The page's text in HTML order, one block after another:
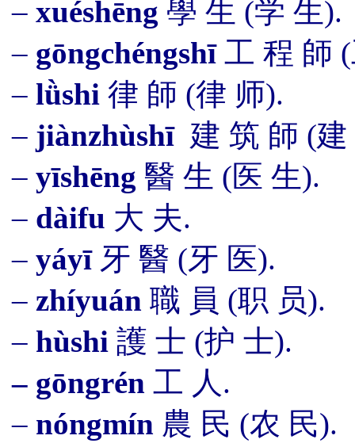
– xuéshēng 學 生 (学 生).
– gōngchéngshī工 程 師
– lǜshi 律 師 (律 师).
– jiànzhùshī 建 筑 師 (建
– yīshēng 醫 生 (医 生).
– dàifu 大 夫.
– yáyī牙 醫 (牙 医).
– zhíyuán 職 員 (职 员).
– hùshi 護 士 (护 士).
– gōngrén 工 人.
– nóngmín 農 民 (农 民).